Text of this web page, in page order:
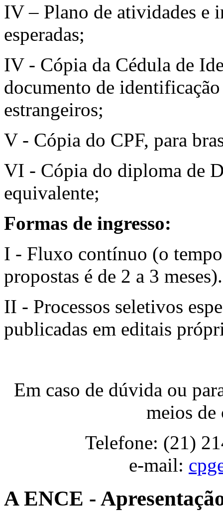
IV – Plano de atividades e
esperadas;
IV - Cópia da Cédula de
documento de
estrangeiros;
V - Cópia do CPF, para
VI - Cópia do diploma de
equivalente;
Formas de ingresso:
I - Fluxo contínuo (o
propostas é de 2 a 3 meses).
II - Processos seletivos
publicadas em editais
Em caso de dúvida ou
meios
Telefone: (21)
e-mail:
A ENCE -